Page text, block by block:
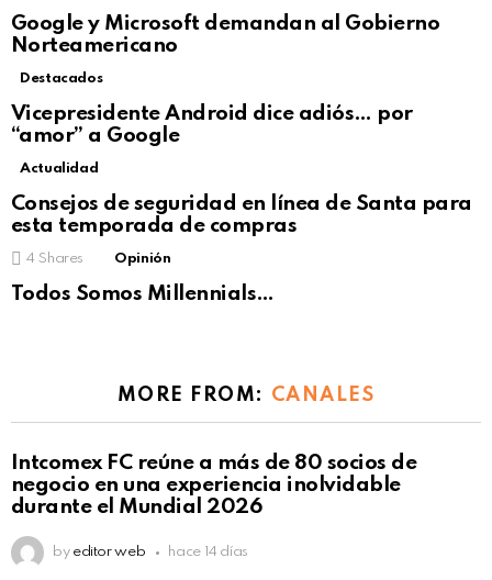
Google y Microsoft demandan al Gobierno
Norteamericano
Destacados
Vicepresidente Android dice adiós… por
“amor” a Google
Not Safe For Work
Click to view this post
Actualidad
Consejos de seguridad en línea de Santa para
esta temporada de compras
4 Shares Opinión
Todos Somos Millennials…
MORE FROM: CANALES
Intcomex FC reúne a más de 80 socios de
negocio en una experiencia inolvidable
durante el Mundial 2026
by editor web hace 14 días